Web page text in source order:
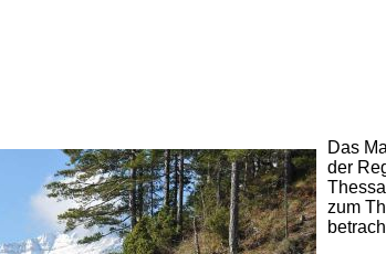
Das
der
zum